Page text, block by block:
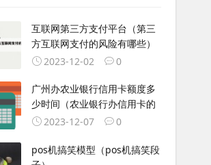
互联网第三方支付平台（第三
方互联网支付的风险有哪些）
2023-12-02
0
广州办农业银行信用卡额度多
少时间（农业银行办信用卡的
2023-12-07
0
pos机搞笑模型（pos机搞笑段